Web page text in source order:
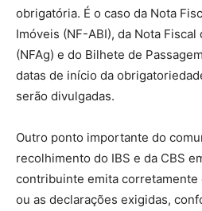
obrigatória. É o caso da Nota
Imóveis (NF-ABI), da Nota
(NFAg) e do Bilhete de
datas de início da
serão divulgadas.
Outro ponto importante do
recolhimento do IBS e da CBS
contribuinte emita corretamente
ou as declarações exigidas,